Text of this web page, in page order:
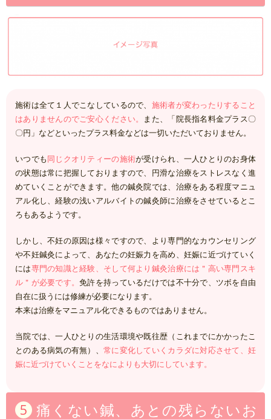
施術は全て１人でこなしているので、 施術者が変わったりすること
はありませんのでご安心ください。 また、「院長指名料金プラス〇
〇円」などといったプラス料金などは一切いただいておりません。
いつでも同じクオリティーの施術が受けられ、一人ひとりのお身体
の状態は常に把握しておりますので、円滑な治療をストレスなく進
めていくことができます。他の鍼灸院では、治療をある程度マニュ
アル化し、経験の浅いアルバイトの鍼灸師に治療をさせているとこ
ろもあるようです。
しかし、不妊の原因は様々ですので、より専門的なカウンセリング
や不妊鍼灸によって、あなたの妊娠力を高め、妊娠に近づけていく
には専門の知識と経験、そして何より鍼灸治療には＂高い専門スキ
ル＂が必要です。免許を持っているだけでは不十分で、ツボを自由
自在に扱うには修練が必要になります。
本来は治療をマニュアル化できるものではありません。
当院では、一人ひとりの生活環境や既往歴（これまでにかかったこ
とのある病気の有無）、常に変化していくカラダに対応させて、妊
娠に近づけていくことをなによりも大切にしています。
痛くない鍼、あとの残らないお